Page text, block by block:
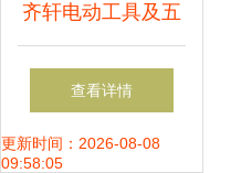
齐轩电动工具及五
金批发,零售一体
查看详情
更新时间：2026-08-08
09:58:05